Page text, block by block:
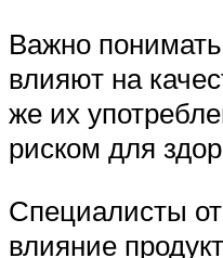
Важно
влияют на
же их
риском для
Специалисты
влияние